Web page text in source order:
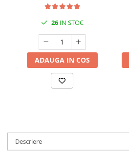
26IN STOC
ADAUGA IN COS
Descriere